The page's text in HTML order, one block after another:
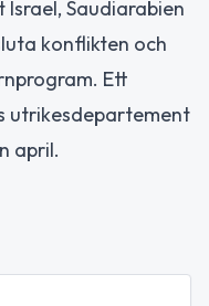
Saudiarabien
konflikten och
Ett
utrikesdepartement
april.